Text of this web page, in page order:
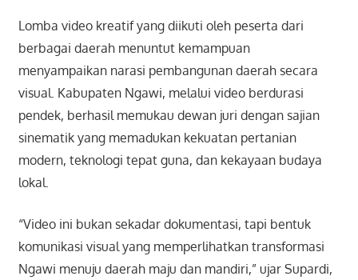
Lomba video kreatif yang diikuti oleh peserta dari
berbagai daerah menuntut kemampuan
menyampaikan narasi pembangunan daerah secara
visual. Kabupaten Ngawi, melalui video berdurasi
pendek, berhasil memukau dewan juri dengan sajian
sinematik yang memadukan kekuatan pertanian
modern, teknologi tepat guna, dan kekayaan budaya
lokal.
“Video ini bukan sekadar dokumentasi, tapi bentuk
komunikasi visual yang memperlihatkan transformasi
Ngawi menuju daerah maju dan mandiri,” ujar Supardi,